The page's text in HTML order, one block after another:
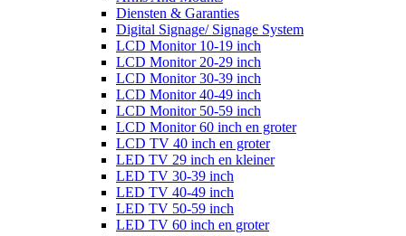
Diensten & Garanties
Digital Signage/ Signage System
LCD Monitor 10-19 inch
LCD Monitor 20-29 inch
LCD Monitor 30-39 inch
LCD Monitor 40-49 inch
LCD Monitor 50-59 inch
LCD Monitor 60 inch en groter
LCD TV 40 inch en groter
LED TV 29 inch en kleiner
LED TV 30-39 inch
LED TV 40-49 inch
LED TV 50-59 inch
LED TV 60 inch en groter